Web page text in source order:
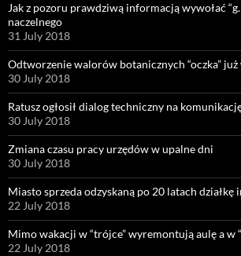
Jak z pozoru prawdziwą informacją wywołać
naczelnego
31 July 2018
Odtworzenie walorów botanicznych “oczka”
30 July 2018
Ratusz ogłosił dialog techniczny na
30 July 2018
Zmiana czasu pracy urzędów w upalne dni
30 July 2018
Miasto sprzeda odzyskaną po 20 latach działkę
22 July 2018
Mimo wakacji w “trójce” wyremontują aulę a w
22 July 2018